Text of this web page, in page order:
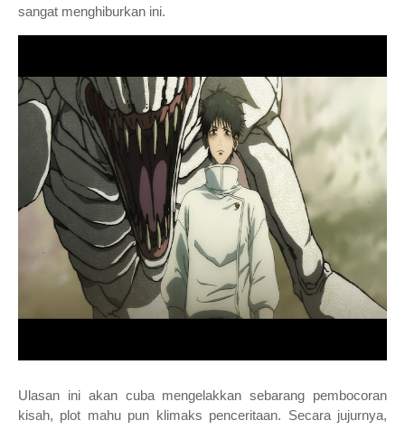
sangat menghiburkan ini.
Ulasan ini akan cuba mengelakkan sebarang pembocoran
kisah, plot mahu pun klimaks penceritaan. Secara jujurnya,